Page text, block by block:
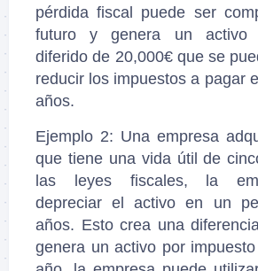
pérdida fiscal puede ser
futuro y genera un activo
diferido de 20,000€ que se
reducir los impuestos a pagar
años.
Ejemplo 2: Una empresa
que tiene una vida útil de
las leyes fiscales, la
depreciar el activo en un
años. Esto crea una
genera un activo por